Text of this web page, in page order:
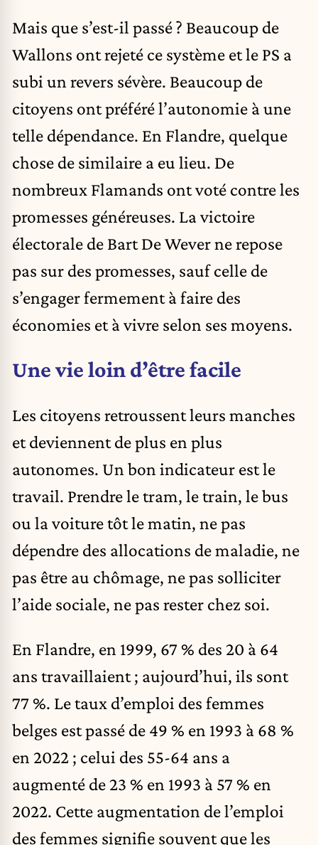
Mais que s’est-il passé ? Beaucoup de
Wallons ont rejeté ce système et le PS a
subi un revers sévère. Beaucoup de
citoyens ont préféré l’autonomie à une
telle dépendance. En Flandre, quelque
chose de similaire a eu lieu. De
nombreux Flamands ont voté contre les
promesses généreuses. La victoire
électorale de Bart De Wever ne repose
pas sur des promesses, sauf celle de
s’engager fermement à faire des
économies et à vivre selon ses moyens.
Une vie loin d’être facile
Les citoyens retroussent leurs manches
et deviennent de plus en plus
autonomes. Un bon indicateur est le
travail. Prendre le tram, le train, le bus
ou la voiture tôt le matin, ne pas
dépendre des allocations de maladie, ne
pas être au chômage, ne pas solliciter
l’aide sociale, ne pas rester chez soi.
En Flandre, en 1999, 67 % des 20 à 64
ans travaillaient ; aujourd’hui, ils sont
77 %. Le taux d’emploi des femmes
belges est passé de 49 % en 1993 à 68 %
en 2022 ; celui des 55-64 ans a
augmenté de 23 % en 1993 à 57 % en
2022. Cette augmentation de l’emploi
des femmes signifie souvent que les